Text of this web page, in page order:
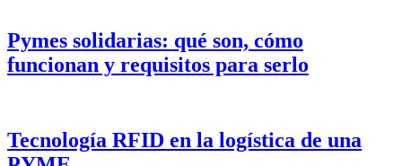
Pymes solidarias: qué son, cómo
funcionan y requisitos para serlo
Tecnología RFID en la logística de una